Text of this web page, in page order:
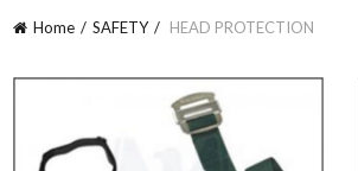
Home SAFETY HEAD PROTECTION